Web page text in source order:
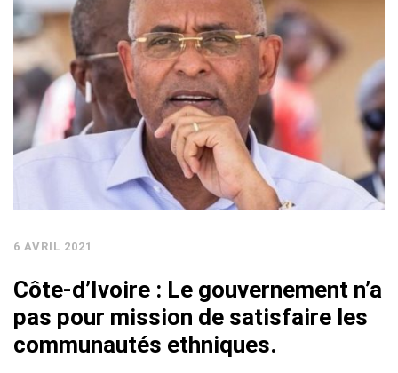
6 AVRIL 2021
Côte-d’Ivoire : Le gouvernement n’a
pas pour mission de satisfaire les
communautés ethniques.